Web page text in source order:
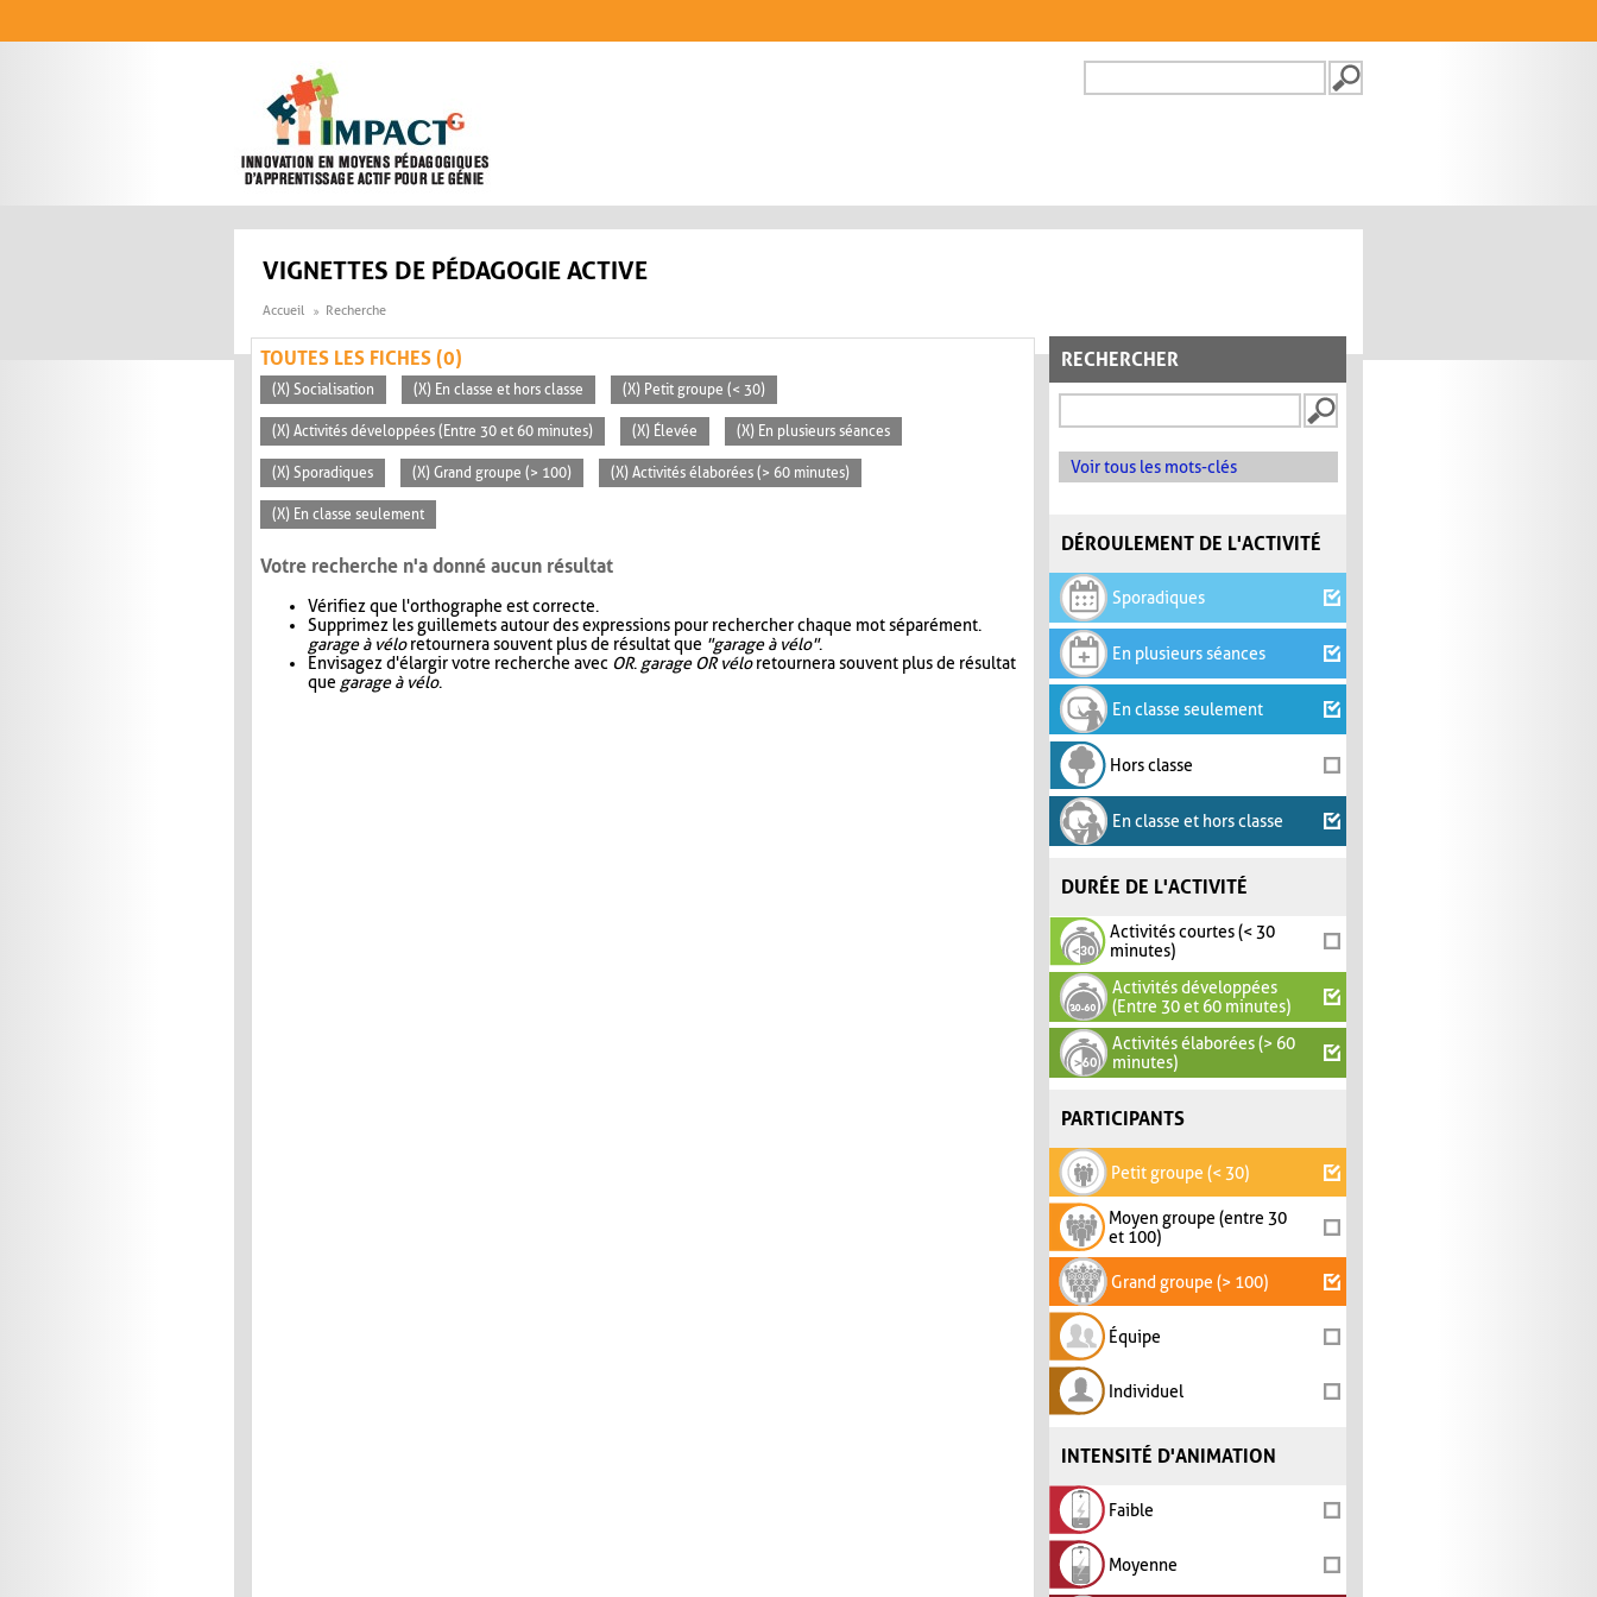
FORMULAIRE DE
VIGNETTES DE PÉDAGOGIE ACTIVE
Accueil Recherche
RECHERCHER
Voir tous les mots-clés
DÉROULEMENT DE L'ACTIVITÉ
Sporadiques
En plusieurs séances
En classe seulement
Hors classe
En classe et hors classe
DURÉE DE L'ACTIVITÉ
Activités courtes (< 30
minutes)
Activités développées
(Entre 30 et 60 minutes)
Activités élaborées (> 60
minutes)
PARTICIPANTS
Petit groupe (< 30)
Moyen groupe (entre 30
et 100)
Grand groupe (> 100)
Équipe
Individuel
INTENSITÉ D'ANIMATION
Faible
Moyenne
TOUTES LES FICHES (0)
(X) Socialisation (X) En classe et hors classe (X) Petit groupe (< 30)
(X) Activités développées (Entre 30 et 60 minutes) (X) Élevée (X) En plusieurs séances
(X) Sporadiques (X) Grand groupe (> 100) (X) Activités élaborées (> 60 minutes)
(X) En classe seulement
Votre recherche n'a donné aucun résultat
Vérifiez que l'orthographe est correcte.
Supprimez les guillemets autour des expressions pour rechercher chaque mot séparément.
garage à véloretournera souvent plus de résultat que "garage à vélo".
Envisagez d'élargir votre recherche avec OR. garage OR véloretournera souvent plus de résultat
que garage à vélo.